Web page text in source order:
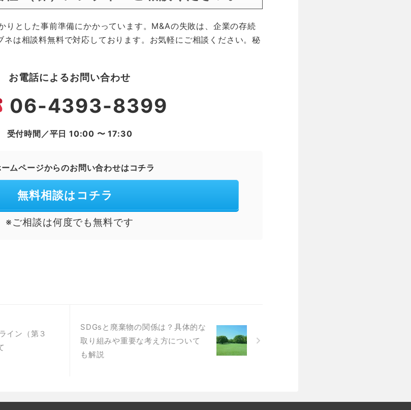
りとした事前準備にかかっています。M&Aの失敗は、企業の存続
は相談料無料で対応しております。お気軽にご相談ください。秘
お電話によるお問い合わせ
06-4393-8399
受付時間／平日 10:00 〜 17:30
ムページからのお問い合わせはコチラ
無料相談はコチラ
※ご相談は何度でも無料です
イン（第３
SDGsと廃棄物の関係は？具体的な
取り組みや重要な考え方について
も解説